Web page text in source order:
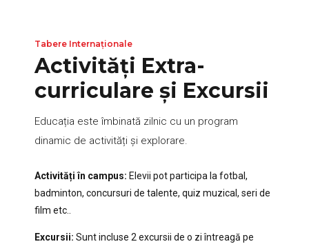
Tabere Internaționale
Activități Extra-
curriculare și Excursii
Educația este îmbinată zilnic cu un program
dinamic de activități și explorare.
Activități în campus: Elevii pot participa la fotbal,
badminton, concursuri de talente, quiz muzical, seri de
film etc..
Excursii: Sunt incluse 2 excursii de o zi întreagă pe